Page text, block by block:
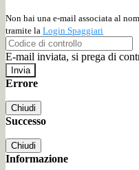
Non hai una e-mail associata al
tramite la Login Spaggiari
E-mail inviata, si prega di
Errore
Chiudi
Successo
Chiudi
Informazione